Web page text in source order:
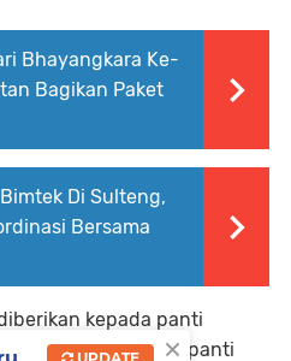
Bhayangkara Ke-
Bagikan Paket
Di Sulteng,
Bersama
kepada panti
Petasia yakni panti
×